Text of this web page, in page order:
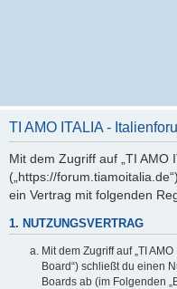
TI AMO ITALIA -
Mit dem Zugriff auf „TI AMO
(„https://
ein Vertrag mit folgenden
1. NUTZUNGSVERTRAG
Mit dem Zugriff auf „TI
Board“) schließt du einen
Boards ab (im Folgenden